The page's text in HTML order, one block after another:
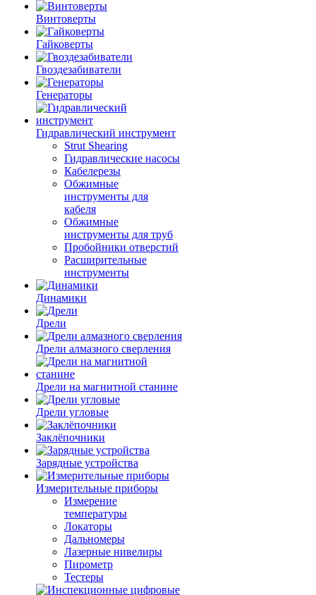
Винтоверты
Гайковерты
Гвоздезабиватели
Генераторы
Гидравлический инструмент
Strut Shearing
Гидравлические насосы
Кабелерезы
Обжимные
инструменты для
кабеля
Обжимные
инструменты для труб
Пробойники отверстий
Расширительные
инструменты
Динамики
Дрели
Дрели алмазного сверления
Дрели на магнитной станине
Дрели угловые
Заклёпочники
Зарядные устройства
Измерительные приборы
Измерение
температуры
Локаторы
Дальномеры
Лазерные нивелиры
Пирометр
Тестеры